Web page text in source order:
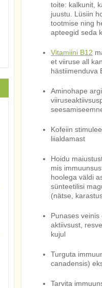
toite: kalkunit,
juustu. Lüsiin
tootmise ning
apteegid seda
Vitamiini B12
et viiruse all
hästiimenduva
Aminohape
Kofeiin
liialdamast
Hoidu
mis
hoolega väldi
sünteetilisi
(nätse,
Punases
aktiivsust,
kujul
Turguta
canadensis)
Tarvita